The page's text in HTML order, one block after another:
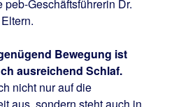
Geschäftsführerin Dr.
Bewegung ist
ausreichend Schlaf.
nicht nur auf die
aus, sondern steht auch in